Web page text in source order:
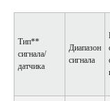
Тип**
сигнала/
датчика
Диапазон
сигнала